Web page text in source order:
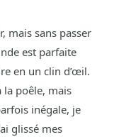
mais sans passer
est parfaite
en un clin d’œil.
la poêle, mais
inégale, je
glissé mes